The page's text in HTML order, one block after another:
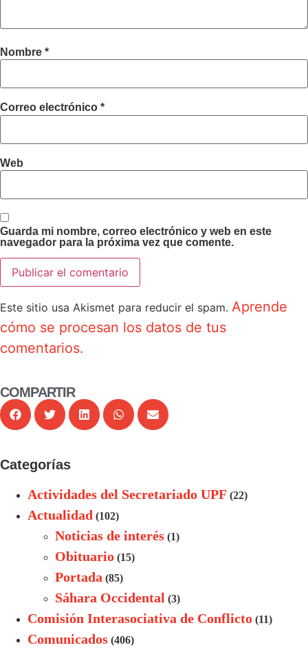
Nombre *
Correo electrónico *
Web
Guarda mi nombre, correo electrónico y web en este
navegador para la próxima vez que comente.
Este sitio usa Akismet para reducir el spam. Aprende
cómo se procesan los datos de tus
comentarios.
COMPARTIR
Categorías
Actividades del Secretariado UPF (22)
Actualidad (102)
Noticias de interés (1)
Obituario (15)
Portada (85)
Sáhara Occidental (3)
Comisión Interasociativa de Conflicto (11)
Comunicados (406)